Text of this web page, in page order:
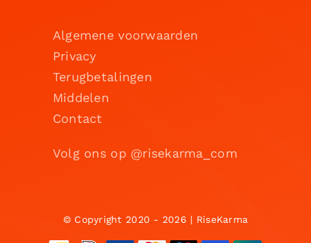
Algemene voorwaarden
Privacy
Terugbetalingen
Middelen
Contact
Volg ons op @risekarma_com
© Copyright 2020 - 2026 | RiseKarma